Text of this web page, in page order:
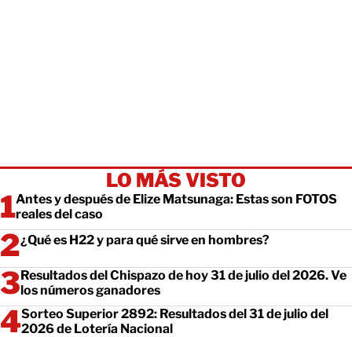
LO MÁS VISTO
Antes y después de Elize Matsunaga: Estas son FOTOS
reales del caso
¿Qué es H22 y para qué sirve en hombres?
Resultados del Chispazo de hoy 31 de julio del 2026. Ve
los números ganadores
Sorteo Superior 2892: Resultados del 31 de julio del
2026 de Lotería Nacional